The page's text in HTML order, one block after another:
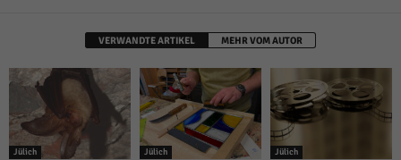
VERWANDTE ARTIKEL MEHR VOM AUTOR
Jülich Jülich Jülich